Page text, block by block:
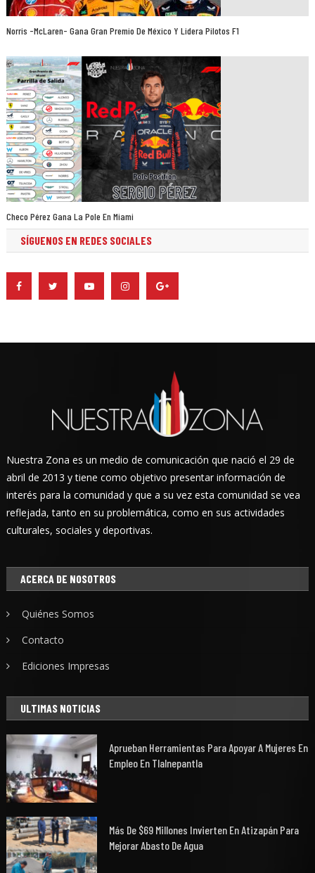
Norris -McLaren- Gana Gran Premio De México Y Lidera Pilotos F1
Checo Pérez Gana La Pole En Miami
SÍGUENOS EN REDES SOCIALES
Nuestra Zona es un medio de comunicación que nació el 29 de
abril de 2013 y tiene como objetivo presentar información de
interés para la comunidad y que a su vez esta comunidad se vea
reflejada, tanto en su problemática, como en sus actividades
culturales, sociales y deportivas.
ACERCA DE NOSOTROS
Quiénes Somos
Contacto
Ediciones Impresas
ULTIMAS NOTICIAS
Aprueban Herramientas Para Apoyar A Mujeres En
Empleo En Tlalnepantla
Más De $69 Millones Invierten En Atizapán Para
Mejorar Abasto De Agua